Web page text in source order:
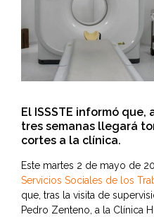
El ISSSTE informó que,
tres semanas llegará
cortes a la clínica.
Este martes 2 de mayo de
Servicios Sociales de los
que, tras la visita de
Pedro Zenteno, a la Clínica